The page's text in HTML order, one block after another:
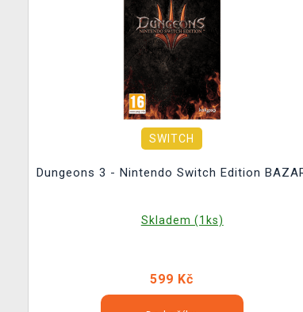
SWITCH
Dungeons 3 - Nintendo Switch Edition
Skladem (1ks)
599 Kč